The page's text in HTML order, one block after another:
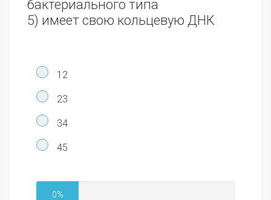
бактериального типа
5) имеет свою кольцевую ДНК
12
23
34
45
0%